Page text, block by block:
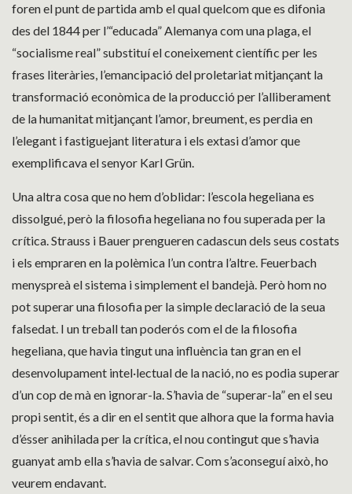
foren el punt de partida amb el qual quelcom que es difonia
des del 1844 per l’“educada” Alemanya com una plaga, el
“socialisme real” substituí el coneixement científic per les
frases literàries, l’emancipació del proletariat mitjançant la
transformació econòmica de la producció per l’alliberament
de la humanitat mitjançant l’amor, breument, es perdia en
l’elegant i fastiguejant literatura i els extasi d’amor que
exemplificava el senyor Karl Grün.
Una altra cosa que no hem d’oblidar: l’escola hegeliana es
dissolgué, però la filosofia hegeliana no fou superada per la
crítica. Strauss i Bauer prengueren cadascun dels seus costats
i els empraren en la polèmica l’un contra l’altre. Feuerbach
menyspreà el sistema i simplement el bandejà. Però hom no
pot superar una filosofia per la simple declaració de la seua
falsedat. I un treball tan poderós com el de la filosofia
hegeliana, que havia tingut una influència tan gran en el
desenvolupament intel·lectual de la nació, no es podia superar
d’un cop de mà en ignorar-la. S’havia de “superar-la” en el seu
propi sentit, és a dir en el sentit que alhora que la forma havia
d’ésser anihilada per la crítica, el nou contingut que s’havia
guanyat amb ella s’havia de salvar. Com s’aconseguí això, ho
veurem endavant.